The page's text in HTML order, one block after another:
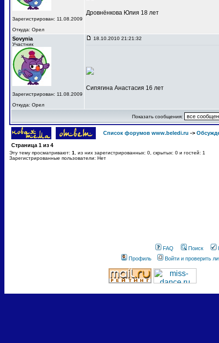
Зарегистрирован: 11.08.2009
Откуда: Орел
Дровнёнкова Юлия 18 лет
Sovynia
Участник
Зарегистрирован: 11.08.2009
Откуда: Орел
18.10.2010 21:21:32
Сипягина Анастасия 16 лет
Показать сообщения:
Список форумов www.beledi.ru ->
Страница 1 из 4
Эту тему просматривают: 1
, из них зарегистрированных: 0, скрытых: 0 и гостей: 1
Зарегистрированные пользователи: Нет
FAQ Поиск
Профиль
Войти и проверить